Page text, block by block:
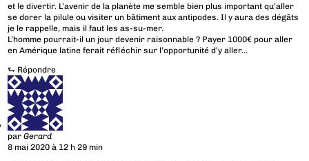
et le divertir. L’avenir de la planète me semble bien plus important qu’aller
se dorer la pilule ou visiter un bâtiment aux antipodes. Il y aura des dégâts
je le rappelle, mais il faut les as-su-mer.
L’homme pourrait-il un jour devenir raisonnable ? Payer 1000€ pour aller
en Amérique latine ferait réfléchir sur l’opportunité d’y aller…
⮑ Répondre
parGerard
8 mai 2020 à 12 h 29 min